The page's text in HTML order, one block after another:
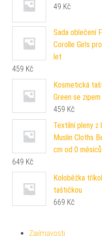
49 Kč
Sada oblečení
Corolle Girls
let
459 Kč
Kosmetická
Green se
459 Kč
Textilní pleny z
Muslin Cloths
cm od 0
649 Kč
Koloběžka
taštičkou
669 Kč
Zajímavosti